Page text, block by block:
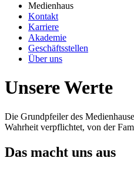
Medienhaus
Kontakt
Karriere
Akademie
Geschäftsstellen
Über uns
Unsere Werte
Die Grundpfeiler des
Wahrheit verpflichtet, von der
Das macht uns aus